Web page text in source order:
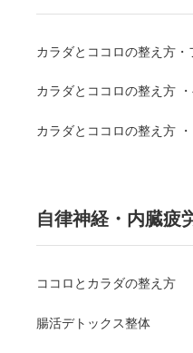
カラダとココロの整え方・
カラダとココロの整え方
カラダとココロの整え方
自律神経・内臓疲
ココロとカラダの整え方
腸活デトックス整体